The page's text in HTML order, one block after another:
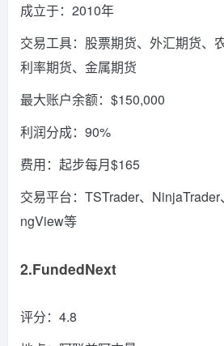
成立于：2010年
交易工具：股票期货、外汇期货、
利率期货、金属期货
最大账户余额：$150,000
利润分成：90%
费用：起步每月$165
交易平台：TSTrader、
ngView等
2.FundedNext
评分：4.8